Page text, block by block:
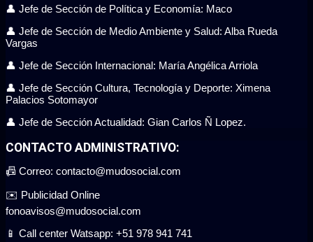
👤 Jefe de Sección de Política y Economía: Maco
👤 Jefe de Sección de Medio Ambiente y Salud: Alba Rueda
Vargas
👤 Jefe de Sección Internacional: María Angélica Arriola
👤 Jefe de Sección Cultura, Tecnología y Deporte: Ximena
Palacios Sotomayor
👤 Jefe de Sección Actualidad: Gian Carlos Ñ Lopez.
CONTACTO ADMINISTRATIVO:
📠 Correo: contacto@mudosocial.com
✉️ Publicidad Online
fonoavisos@mudosocial.com
📱 Call center Watsapp: +51 978 941 741